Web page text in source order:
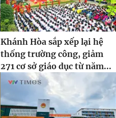
Khánh Hòa sắp xếp lại hệ
thống trường công, giảm
271 cơ sở giáo dục từ năm...